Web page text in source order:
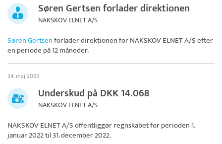
Søren Gertsen forlader direktionen
NAKSKOV ELNET A/S
Søren Gertsenforlader direktionen forNAKSKOV ELNET A/Sefter
en periode på 12 måneder.
24. maj 2023
Underskud på DKK 14.068
NAKSKOV ELNET A/S
NAKSKOV ELNET A/Soffentliggør regnskabet for perioden 1.
januar 2022 til 31. december 2022.